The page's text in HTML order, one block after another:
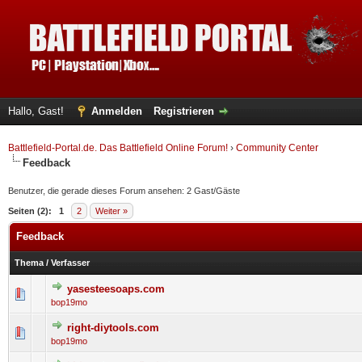
Hallo, Gast! Anmelden Registrieren
Battlefield-Portal.de. Das Battlefield Online Forum! › Community Center
Feedback
Benutzer, die gerade dieses Forum ansehen: 2 Gast/Gäste
Seiten (2): 1 2 Weiter »
Feedback
Thema / Verfasser
yasesteesoaps.com
bop19mo
0 Bewertung(en) - 0 von 5 durchschnittlich
right-diytools.com
bop19mo
0 Bewertung(en) - 0 von 5 durchschnittlich